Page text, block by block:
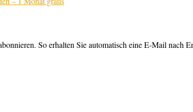
So erhalten Sie automatisch eine E-Mail nach